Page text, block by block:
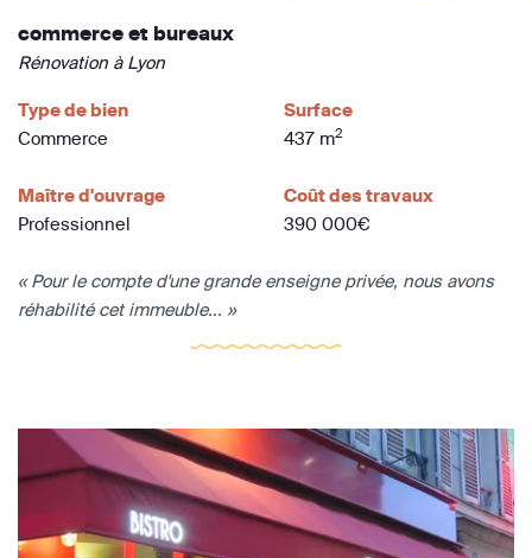
commerce et bureaux
Rénovation à Lyon
Type de bien
Commerce
Surface
437 m2
Maître d'ouvrage
Professionnel
Coût des travaux
390 000€
« Pour le compte d'une grande enseigne privée, nous avons
réhabilité cet immeuble... »